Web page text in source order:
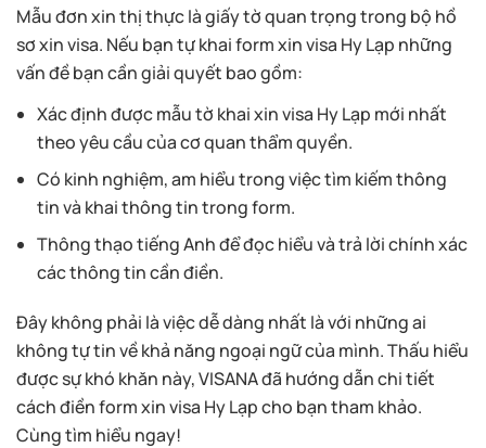
Mẫu đơn xin thị thực là giấy tờ quan trọng trong bộ hồ
sơ xin visa. Nếu bạn tự khai form xin visa Hy Lạp những
vấn đề bạn cần giải quyết bao gồm:
Xác định được mẫu tờ khai xin visa Hy Lạp mới nhất
theo yêu cầu của cơ quan thẩm quyền.
Có kinh nghiệm, am hiểu trong việc tìm kiếm thông
tin và khai thông tin trong form.
Thông thạo tiếng Anh để đọc hiểu và trả lời chính xác
các thông tin cần điền.
Đây không phải là việc dễ dàng nhất là với những ai
không tự tin về khả năng ngoại ngữ của mình. Thấu hiểu
được sự khó khăn này, VISANA đã hướng dẫn chi tiết
cách điền form xin visa Hy Lạp cho bạn tham khảo.
Cùng tìm hiểu ngay!